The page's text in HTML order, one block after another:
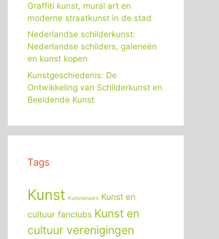
Graffiti kunst, mural art en
moderne straatkunst in de stad
Nederlandse schilderkunst:
Nederlandse schilders, galerieën
en kunst kopen
Kunstgeschiedenis: De
Ontwikkeling van Schilderkunst en
Beeldende Kunst
Tags
Kunst Kunstenaars Kunst en
cultuur fanclubs Kunst en
cultuur verenigingen